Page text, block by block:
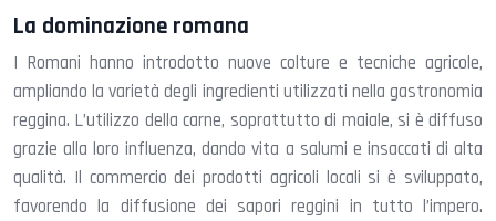
La dominazione romana
I Romani hanno introdotto nuove colture e tecniche agricole,
ampliando la varietà degli ingredienti utilizzati nella gastronomia
reggina. L’utilizzo della carne, soprattutto di maiale, si è diffuso
grazie alla loro influenza, dando vita a salumi e insaccati di alta
qualità. Il commercio dei prodotti agricoli locali si è sviluppato,
favorendo la diffusione dei sapori reggini in tutto l’impero.